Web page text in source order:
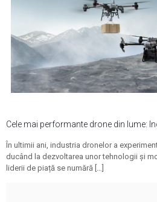
Cele mai performante drone din lume:
În ultimii ani, industria dronelor a
ducând la dezvoltarea unor tehnologii și
liderii de piață se numără […]